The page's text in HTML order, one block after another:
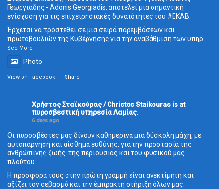
Γεωργιάδης - Adonis Georgiadis, αποτελεί μια σημαντική
ενίσχυση για τις επιχειρησιακές δυνατότητες του #ΕΚΑΒ.
Έρχεται να προστεθεί σε μια σειρά παρεμβάσεων και
πρωτοβουλιών της Κυβέρνησης για την αναβάθμιση των υπηρ ...
See More
Photo
View on Facebook · Share
Χρήστος Σταϊκούρας / Christos Staikouras is at
πυροσβεστική υπηρεσία Λαμίας.
6 days ago
Οι πυροσβέστες μας δίνουν καθημερινά μια δύσκολη μάχη, με
αυταπάρνηση και αίσθημα ευθύνης, για την προστασία της
ανθρώπινης ζωής, της περιουσίας και του φυσικού μας
πλούτου.
Η προσφορά τους στην πρώτη γραμμή είναι ανεκτίμητη και
αξίζει τον σεβασμό και την έμπρακτη στήριξη όλων μας.